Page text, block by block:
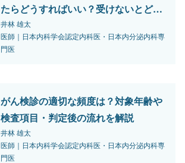
たらどうすればいい？受けないとどう
なる？
井林 雄太
医師｜日本内科学会認定内科医・日本内分泌内科専
門医
がん検診の適切な頻度は？対象年齢や
検査項目・判定後の流れを解説
井林 雄太
医師｜日本内科学会認定内科医・日本内分泌内科専
門医